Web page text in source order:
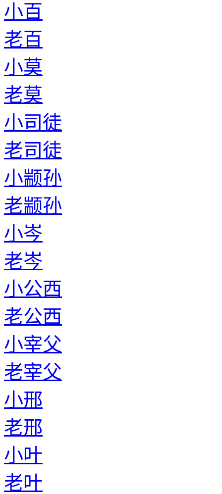
小百
老百
小莫
老莫
小司徒
老司徒
小颛孙
老颛孙
小岑
老岑
小公西
老公西
小宰父
老宰父
小邢
老邢
小叶
老叶